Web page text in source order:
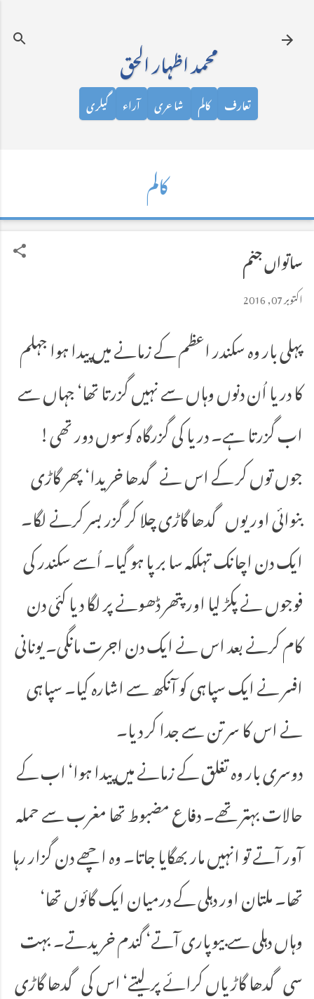
محمد اظہار الحق
تعارف کالم شاعری آراء گیلری
کالم
ساتواں جنم
اکتوبر 07, 2016
پہلی بار وہ سکندر اعظم کے زمانے میں پیدا ہوا جہلم
کا دریا اُن دنوں وہاں سے نہیں گزرتا تھا‘ جہاں سے
اب گزرتا ہے۔ دریا کی گزرگاہ کوسوں دور تھی!
جوں توں کر کے اس نے گدھا خریدا‘ پھر گاڑی
بنوائی اور یوں گدھا گاڑی چلا کر گزر بسر کرنے لگا۔
ایک دن اچانک تہلکہ سا برپا ہو گیا۔ اُسے سکندر کی
فوجوں نے پکڑ لیا اور پتھر ڈھونے پر لگا دیا کئی دن
کام کرنے بعد اس نے ایک دن اجرت مانگی۔ یونانی
افسر نے ایک سپاہی کو آنکھ سے اشارہ کیا۔ سپاہی
نے اس کا سر تن سے جدا کر دیا۔
دوسری بار وہ تغلق کے زمانے میں پیدا ہوا‘ اب کے
حالات بہتر تھے۔ دفاع مضبوط تھا مغرب سے حملہ
آور آتے تو انہیں مار بھگایا جاتا۔ وہ اچھے دن گزار رہا
تھا۔ ملتان اور دہلی کے درمیان ایک گائوں تھا‘
وہاں دہلی سے بیوپاری آتے‘ گندم خریدتے۔ بہت
سی گدھا گاڑیاں کرائے پر لیتے‘ اس کی گدھا گاڑی